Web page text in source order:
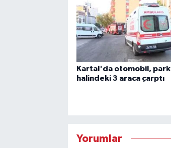
Kartal'da otomobil, park
halindeki 3 araca çarptı
Yorumlar